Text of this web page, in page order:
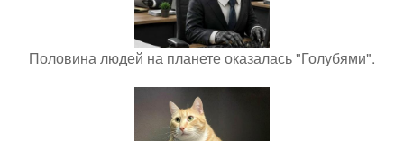
Половина людей на планете оказалась "Голубями".